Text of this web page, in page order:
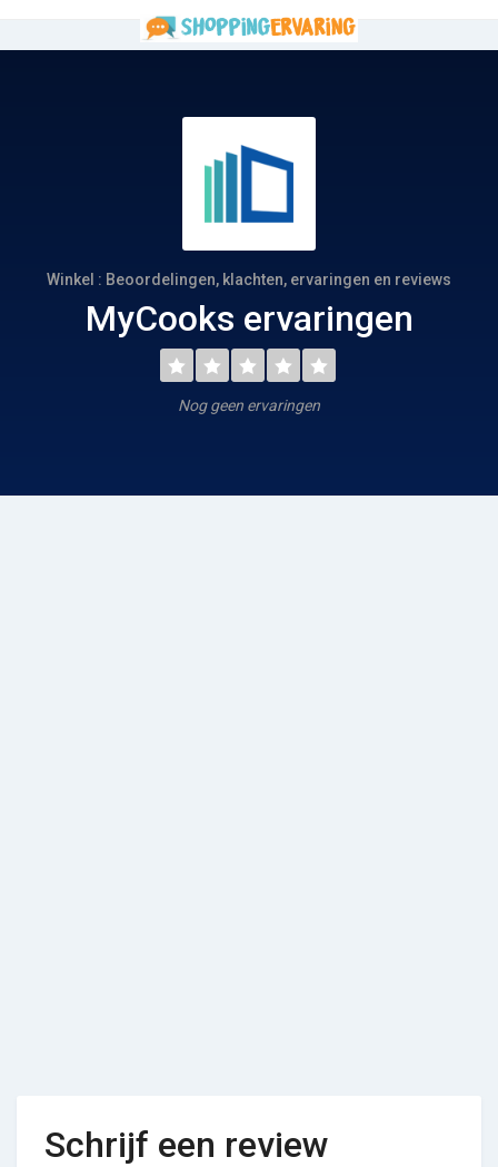
Winkel : Beoordelingen, klachten, ervaringen en reviews
MyCooks ervaringen
Nog geen ervaringen
Schrijf een review